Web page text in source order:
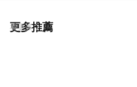
更多推薦
看更多